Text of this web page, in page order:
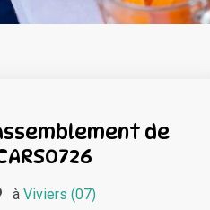
de
àViviers (07)